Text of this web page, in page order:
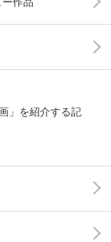
」を紹介する記